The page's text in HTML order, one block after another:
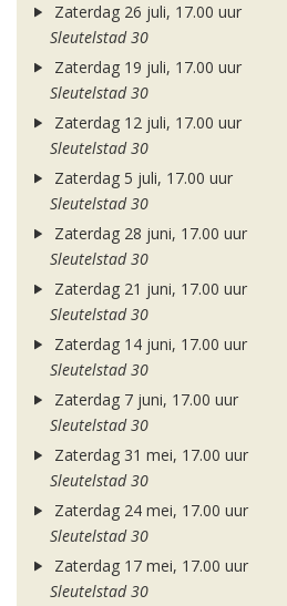
Zaterdag 26 juli, 17.00 uur
Sleutelstad 30
Zaterdag 19 juli, 17.00 uur
Sleutelstad 30
Zaterdag 12 juli, 17.00 uur
Sleutelstad 30
Zaterdag 5 juli, 17.00 uur
Sleutelstad 30
Zaterdag 28 juni, 17.00 uur
Sleutelstad 30
Zaterdag 21 juni, 17.00 uur
Sleutelstad 30
Zaterdag 14 juni, 17.00 uur
Sleutelstad 30
Zaterdag 7 juni, 17.00 uur
Sleutelstad 30
Zaterdag 31 mei, 17.00 uur
Sleutelstad 30
Zaterdag 24 mei, 17.00 uur
Sleutelstad 30
Zaterdag 17 mei, 17.00 uur
Sleutelstad 30